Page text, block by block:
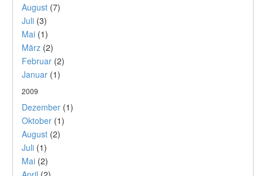
August (7)
Juli (3)
Mai (1)
März (2)
Februar (2)
Januar (1)
2009
Dezember (1)
Oktober (1)
August (2)
Juli (1)
Mai (2)